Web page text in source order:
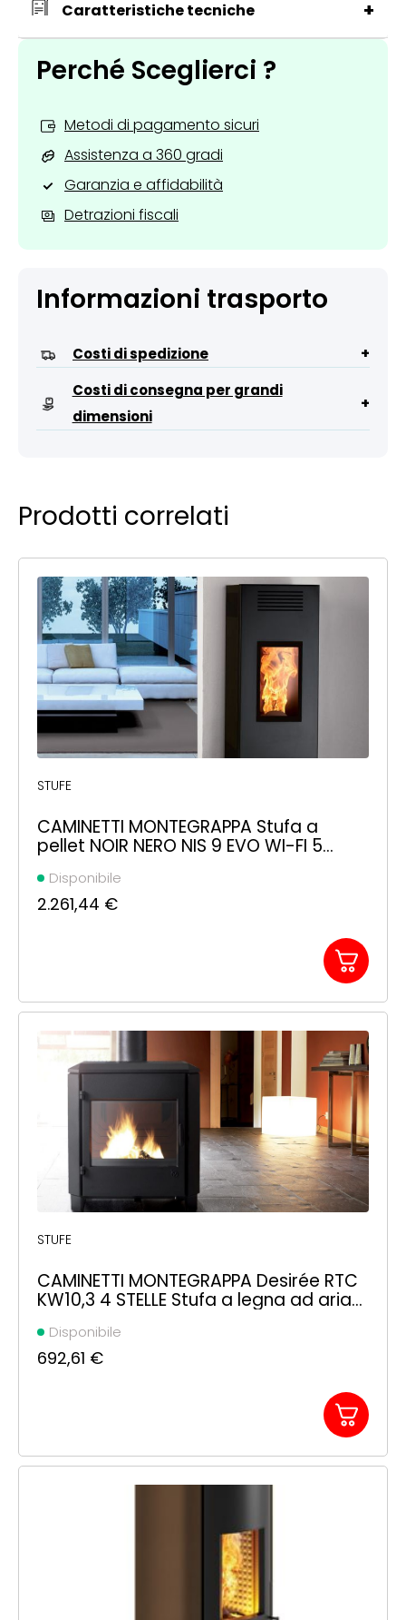
Caratteristiche tecniche +
Perché Sceglierci ?
Metodi di pagamento sicuri
Assistenza a 360 gradi
Garanzia e affidabilità
Detrazioni fiscali
Informazioni trasporto
Costi di spedizione +
Costi di consegna per grandi
dimensioni
+
Prodotti correlati
STUFE
CAMINETTI MONTEGRAPPA Stufa a
pellet NOIR NERO NIS 9 EVO WI-FI 5
uscita fumi integrata
Disponibile
2.261,44 €
STUFE
CAMINETTI MONTEGRAPPA Desirée RTC
KW10,3 4 STELLE Stufa a legna ad aria
Disponibile
692,61 €